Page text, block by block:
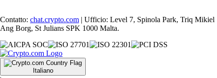
Contatto: chat.crypto.com | Ufficio: Level 7, Spinola Park, Triq Mikiel
Ang Borg, St Julians SPK 1000 Malta.
Italiano